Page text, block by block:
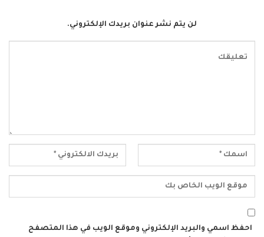
لن يتم نشر عنوان بريدك الإلكتروني.
احفظ اسمي والبريد الإلكتروني وموقع الويب في هذا المتصفح